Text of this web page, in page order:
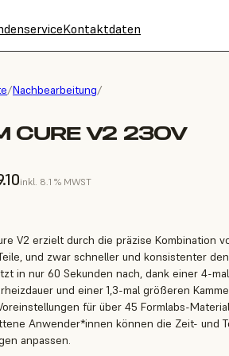
Kontaktdaten
/Nachbearbeitung/
CURE V2 230V
inkl. 8.1 % MWST
V2 erzielt durch die präzise Kombination
und zwar schneller und konsistenter
in nur 60 Sekunden nach, dank einer 4-
und einer 1,3-mal größeren
für über 45 Formlabs-
Anwender*innen können die Zeit- und
anpassen.